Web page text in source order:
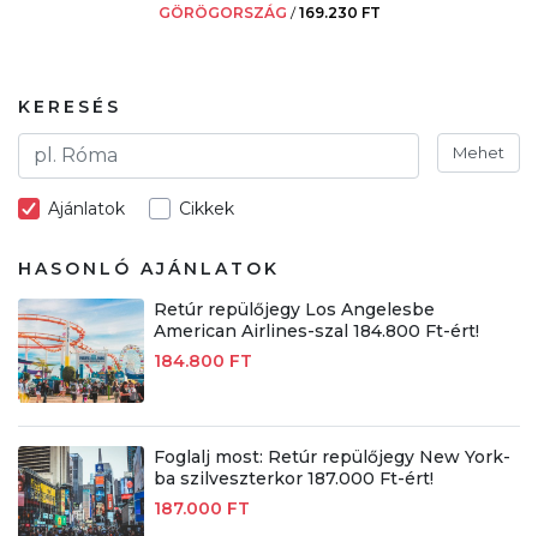
GÖRÖGORSZÁG /169.230 FT
KERESÉS
Mehet
Ajánlatok Cikkek
HASONLÓ AJÁNLATOK
Retúr repülőjegy Los Angelesbe
American Airlines-szal 184.800 Ft-ért!
184.800 FT
Foglalj most: Retúr repülőjegy New York-
ba szilveszterkor 187.000 Ft-ért!
187.000 FT